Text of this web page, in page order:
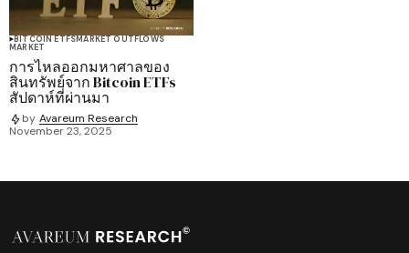
BITCOIN ETFSMARKET OUTFLOWS
MARKET
การไหลออกมหาศาลของ
สินทรัพย์จาก Bitcoin ETFs
สัปดาห์ที่ผ่านมา
by Avareum Research
November 23, 2025